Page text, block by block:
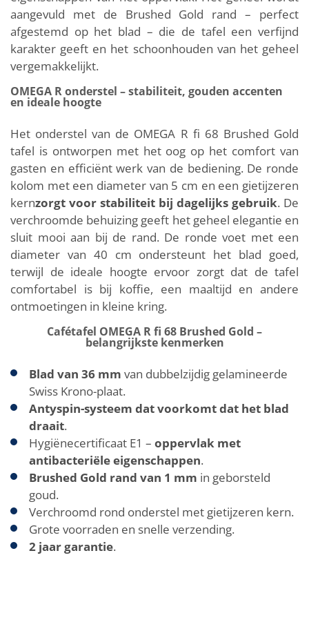
aangevuld met de Brushed Gold rand – perfect
afgestemd op het blad – die de tafel een verfijnd
karakter geeft en het schoonhouden van het geheel
vergemakkelijkt.
OMEGA R onderstel – stabiliteit, gouden accenten
en ideale hoogte
Het onderstel van de OMEGA R fi 68 Brushed Gold
tafel is ontworpen met het oog op het comfort van
gasten en efficiënt werk van de bediening. De ronde
kolom met een diameter van 5 cm en een gietijzeren
kernzorgt voor stabiliteit bij dagelijks gebruik. De
verchroomde behuizing geeft het geheel elegantie en
sluit mooi aan bij de rand. De ronde voet met een
diameter van 40 cm ondersteunt het blad goed,
terwijl de ideale hoogte ervoor zorgt dat de tafel
comfortabel is bij koffie, een maaltijd en andere
ontmoetingen in kleine kring.
Cafétafel OMEGA R fi 68 Brushed Gold –
belangrijkste kenmerken
Blad van 36 mm van dubbelzijdig gelamineerde
Swiss Krono-plaat.
Antyspin-systeem dat voorkomt dat het blad
draait.
Hygiënecertificaat E1 – oppervlak met
antibacteriële eigenschappen.
Brushed Gold rand van 1 mm in geborsteld
goud.
Verchroomd rond onderstel met gietijzeren kern.
Grote voorraden en snelle verzending.
2 jaar garantie.